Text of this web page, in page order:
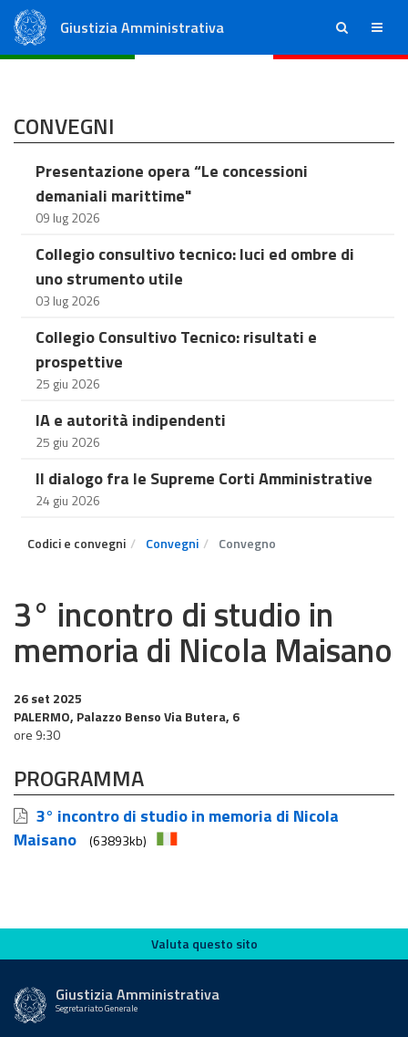
Giustizia Amministrativa ricerca menu
CONVEGNI
Presentazione opera “Le concessioni
demaniali marittime"
09 lug 2026
Collegio consultivo tecnico: luci ed ombre di
uno strumento utile
03 lug 2026
Collegio Consultivo Tecnico: risultati e
prospettive
25 giu 2026
IA e autorità indipendenti
25 giu 2026
Il dialogo fra le Supreme Corti Amministrative
24 giu 2026
Codici e convegni Convegni Convegno
3° incontro di studio in
memoria di Nicola Maisano
26 set 2025
PALERMO, Palazzo Benso Via Butera, 6
ore 9:30
PROGRAMMA
3° incontro di studio in memoria di Nicola
Maisano
(63893kb)
Valuta questo sito
Valuta questo sito
Giustizia Amministrativa
Segretariato Generale